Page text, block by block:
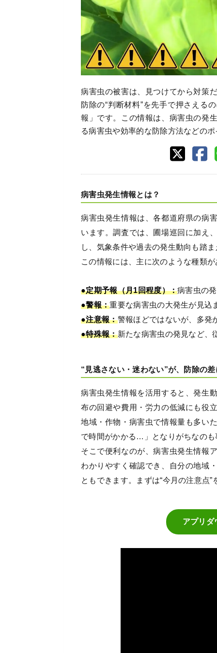
病害虫の被害は、見つけてから対策
防除の“判断材料”を先手で押さえる
報」です。この情報は、病害虫の発
る病害虫や効率的な防除方法などの
病害虫発生情報とは？
病害虫発生情報は、各都道府県の病
います。調査では、圃場巡回に加え
し、気象条件や過去の発生動向も踏
この情報には、主に次のような種類
●定期予報（月1回程度）：病害虫の
●警報：重要な病害虫の大発生が見込
●注意報：警報ほどではないが、多発
●特殊報：新たな病害虫の発見など、
“見逃さない・迷わない”が、防除の
病害虫発生情報を活用すると、発生
布の回避や費用・労力の低減にも役
地域・作物・病害虫で情報量も多い
で時間がかかる…」となりがちなのも
そこで便利なのが、病害虫発生情報
わかりやすく確認でき、自分の地域
ともできます。まずは“今月の注意点
アプリダ